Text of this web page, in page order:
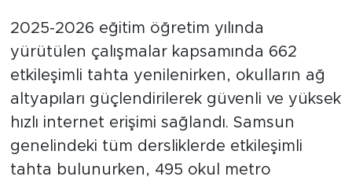
2025-2026 eğitim öğretim yılında
yürütülen çalışmalar kapsamında 662
etkileşimli tahta yenilenirken, okulların ağ
altyapıları güçlendirilerek güvenli ve yüksek
hızlı internet erişimi sağlandı. Samsun
genelindeki tüm dersliklerde etkileşimli
tahta bulunurken, 495 okul metro